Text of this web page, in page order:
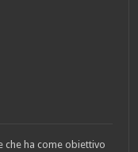
che ha come obiettivo